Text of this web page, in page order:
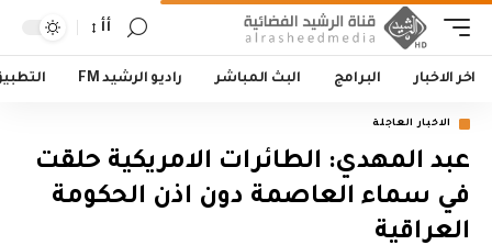
أأ
اخر الاخبار البرامج البث المباشر راديو الرشيد FM
الاخبار العاجلة
عبد المهدي: الطائرات الامريكية حلقت
في سماء العاصمة دون اذن الحكومة
العراقية